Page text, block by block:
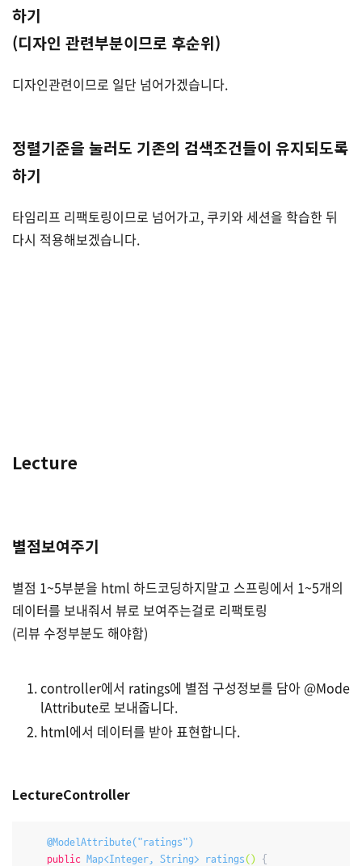
하기
(디자인 관련부분이므로 후순위)
디자인관련이므로 일단 넘어가겠습니다.
정렬기준을 눌러도 기존의 검색조건들이 유지되도록
하기
타임리프 리팩토링이므로 넘어가고, 쿠키와 세션을 학습한 뒤
다시 적용해보겠습니다.
Lecture
별점보여주기
별점 1~5부분을 html 하드코딩하지말고 스프링에서 1~5개의
데이터를 보내줘서 뷰로 보여주는걸로 리팩토링
(리뷰 수정부분도 해야함)
controller에서 ratings에 별점 구성정보를 담아 @Mode
lAttribute로 보내줍니다.
html에서 데이터를 받아 표현합니다.
LectureController
@ModelAttribute("ratings")
public Map<Integer, String> ratings() {